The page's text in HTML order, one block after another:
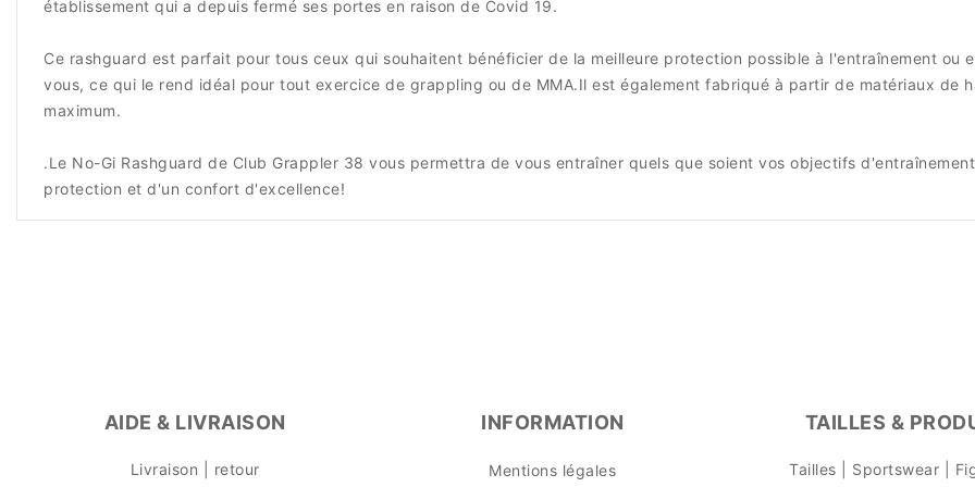
établissement qui a depuis fermé ses portes en raison de Covid 19.
Ce rashguard est parfait pour tous ceux qui souhaitent bénéficier de la meilleure protection possible à l'entraînement
vous, ce qui le rend idéal pour tout exercice de grappling ou de MMA.Il est également fabriqué à partir de matériaux de
maximum.
.Le No-Gi Rashguard de Club Grappler 38 vous permettra de vous entraîner quels que soient vos objectifs
protection et d'un confort d'excellence!
AIDE & LIVRAISON
Livraison | retour
INFORMATION
Mentions légales
TAILLES &
Tailles | Sportswear |